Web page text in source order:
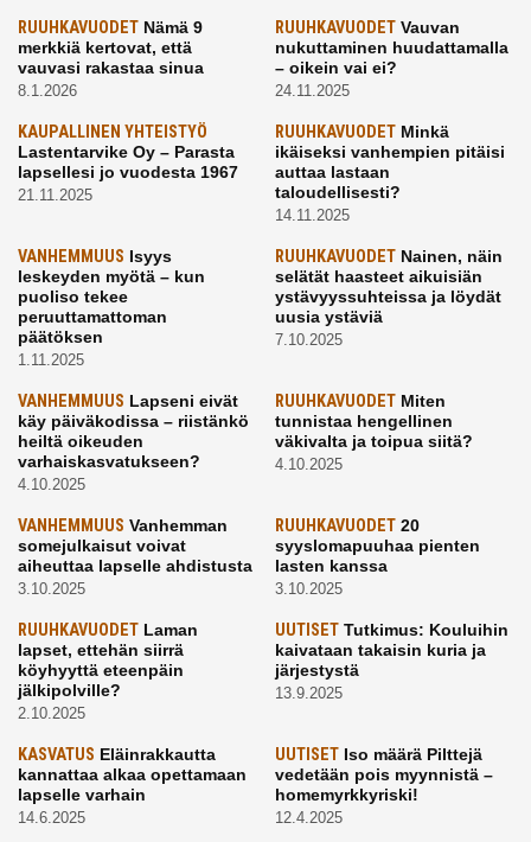
RUUHKAVUODET Nämä 9
merkkiä kertovat, että
vauvasi rakastaa sinua
8.1.2026
RUUHKAVUODETVauvan
nukuttaminen huudattamalla
– oikein vai ei?
24.11.2025
KAUPALLINEN YHTEISTYÖ
Lastentarvike Oy – Parasta
lapsellesi jo vuodesta 1967
21.11.2025
RUUHKAVUODETMinkä
ikäiseksi vanhempien pitäisi
auttaa lastaan
taloudellisesti?
14.11.2025
VANHEMMUUS Isyys
leskeyden myötä – kun
puoliso tekee
peruuttamattoman
päätöksen
1.11.2025
RUUHKAVUODETNainen, näin
selätät haasteet aikuisiän
ystävyyssuhteissa ja löydät
uusia ystäviä
7.10.2025
VANHEMMUUS Lapseni eivät
käy päiväkodissa – riistänkö
heiltä oikeuden
varhaiskasvatukseen?
4.10.2025
RUUHKAVUODETMiten
tunnistaa hengellinen
väkivalta ja toipua siitä?
4.10.2025
VANHEMMUUS Vanhemman
somejulkaisut voivat
aiheuttaa lapselle ahdistusta
3.10.2025
RUUHKAVUODET20
syyslomapuuhaa pienten
lasten kanssa
3.10.2025
RUUHKAVUODET Laman
lapset, ettehän siirrä
köyhyyttä eteenpäin
jälkipolville?
2.10.2025
UUTISETTutkimus: Kouluihin
kaivataan takaisin kuria ja
järjestystä
13.9.2025
KASVATUS Eläinrakkautta
kannattaa alkaa opettamaan
lapselle varhain
14.6.2025
UUTISETIso määrä Pilttejä
vedetään pois myynnistä –
homemyrkkyriski!
12.4.2025